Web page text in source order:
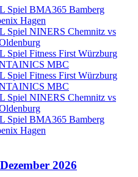
Spiel BMA365 Bamberg
Hagen
Spiel NINERS Chemnitz vs
Spiel Fitness First Würzburg
MBC
Spiel Fitness First Würzburg
MBC
Spiel NINERS Chemnitz vs
Spiel BMA365 Bamberg
Hagen
2026